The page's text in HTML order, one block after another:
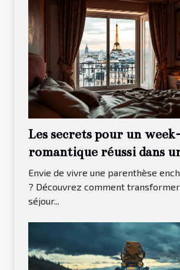
Les secrets pour un
romantique réussi dans
étoiles à Paris 13
Envie de vivre une parenthèse
? Découvrez comment
séjour...